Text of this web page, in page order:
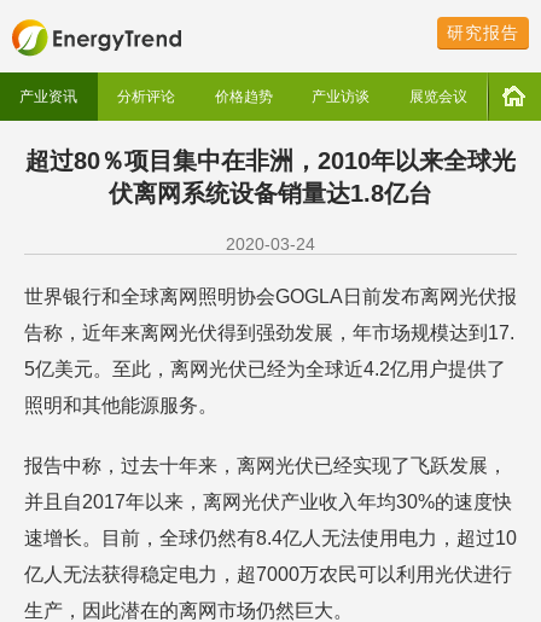
研究报告
产业资讯 分析评论 价格趋势 产业访谈 展览会议
超过80％项目集中在非洲，2010年以来全球光
伏离网系统设备销量达1.8亿台
2020-03-24
世界银行和全球离网照明协会GOGLA日前发布离网光伏报
告称，近年来离网光伏得到强劲发展，年市场规模达到17.
5亿美元。至此，离网光伏已经为全球近4.2亿用户提供了
照明和其他能源服务。
报告中称，过去十年来，离网光伏已经实现了飞跃发展，
并且自2017年以来，离网光伏产业收入年均30%的速度快
速增长。目前，全球仍然有8.4亿人无法使用电力，超过10
亿人无法获得稳定电力，超7000万农民可以利用光伏进行
生产，因此潜在的离网市场仍然巨大。